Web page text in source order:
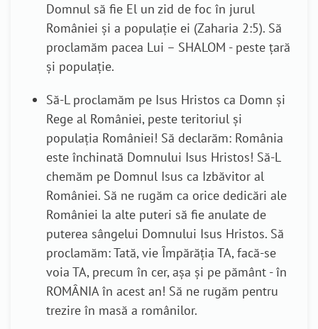
Domnul să fie El un zid de foc în jurul
României și a populație ei (Zaharia 2:5). Să
proclamăm pacea Lui – SHALOM - peste țară
și populație.
Să-L proclamăm pe Isus Hristos ca Domn și
Rege al României, peste teritoriul și
populația României! Să declarăm: România
este închinată Domnului Isus Hristos! Să-L
chemăm pe Domnul Isus ca Izbăvitor al
României. Să ne rugăm ca orice dedicări ale
României la alte puteri să fie anulate de
puterea sângelui Domnului Isus Hristos. Să
proclamăm: Tată, vie Împărăția TA, facă-se
voia TA, precum în cer, așa și pe pământ - în
ROMÂNIA în acest an! Să ne rugăm pentru
trezire în masă a românilor.